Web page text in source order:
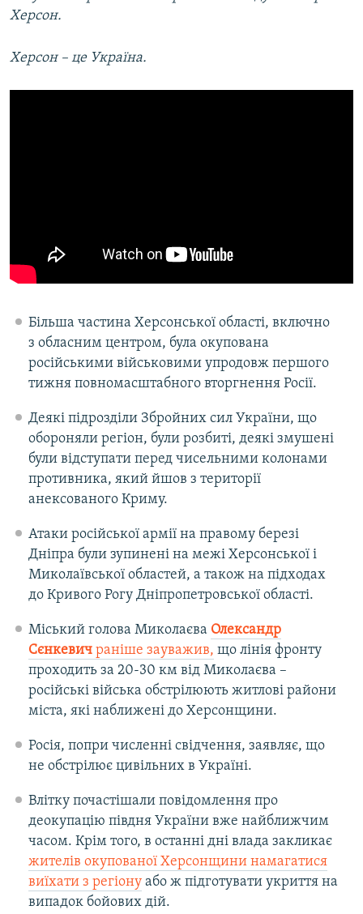
Херсон.
Херсон – це Україна.
Більша частина Херсонської області, включно
з обласним центром, була окупована
російськими військовими упродовж першого
тижня повномасштабного вторгнення Росії.
Деякі підрозділи Збройних сил України, що
обороняли регіон, були розбиті, деякі змушені
були відступати перед чисельними колонами
противника, який йшов з території
анексованого Криму.
Атаки російської армії на правому березі
Дніпра були зупинені на межі Херсонської і
Миколаївської областей, а також на підходах
до Кривого Рогу Дніпропетровської області.
Міський голова Миколаєва Олександр
Сєнкевичраніше зауважив, що лінія фронту
проходить за 20-30 км від Миколаєва –
російські війська обстрілюють житлові райони
міста, які наближені до Херсонщини.
Росія, попри численні свідчення, заявляє, що
не обстрілює цивільних в Україні.
Влітку почастішали повідомлення про
деокупацію півдня України вже найближчим
часом. Крім того, в останні дні влада закликає
жителів окупованої Херсонщини намагатися
виїхати з регіонуабо ж підготувати укриття на
випадок бойових дій.